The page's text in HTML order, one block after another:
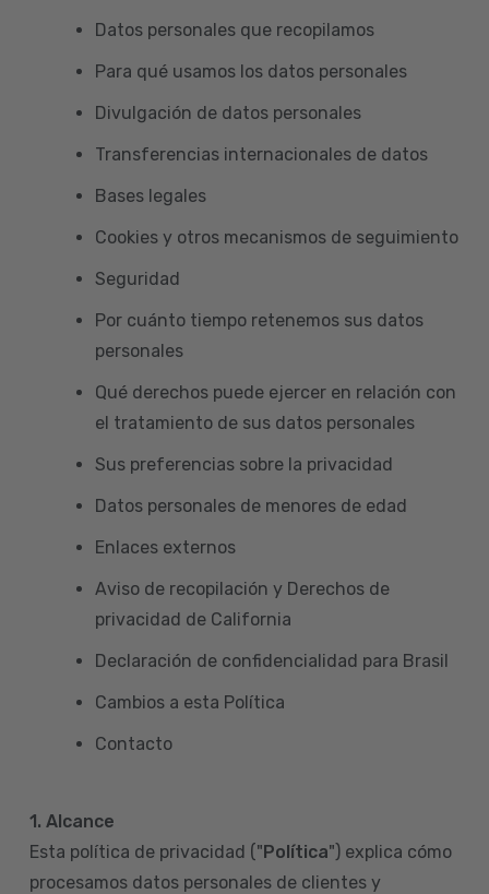
Datos personales que recopilamos
Para qué usamos los datos personales
Divulgación de datos personales
Transferencias internacionales de datos
Bases legales
Cookies y otros mecanismos de seguimiento
Seguridad
Por cuánto tiempo retenemos sus datos
personales
Qué derechos puede ejercer en relación con
el tratamiento de sus datos personales
Sus preferencias sobre la privacidad
Datos personales de menores de edad
Enlaces externos
Aviso de recopilación y Derechos de
privacidad de California
Declaración de confidencialidad para Brasil
Cambios a esta Política
Contacto
1. Alcance
Esta política de privacidad ("Política") explica cómo
procesamos datos personales de clientes y